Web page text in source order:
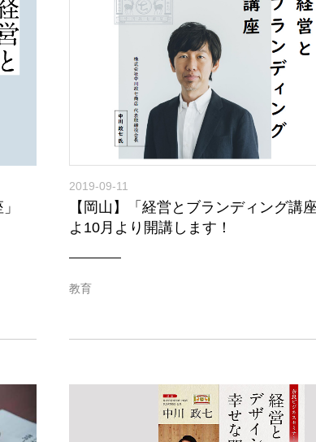
2019-09-11
【岡山】「経営とブランディング講
よ10月より開講します！
教育